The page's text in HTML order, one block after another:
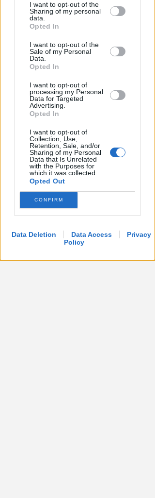
by third parties on the IAB’s list of
downstream participants.
by us to third parties on the IAB’s List of
Downstream Participants that may
further disclose it to other third parties.
I want to opt-out of the
Sharing of my personal
data.
Opted In
I want to opt-out of the
Sale of my Personal
Data.
Opted In
I want to opt-out of
processing my Personal
Data for Targeted
Advertising.
Opted In
I want to opt-out of
Collection, Use,
Retention, Sale, and/or
Sharing of my Personal
Data that Is Unrelated
with the Purposes for
which it was collected.
Opted Out
CONFIRM
Data Deletion Data Access
Privacy
Policy
A Coriano l'incontro
internazionale "contro le
droghe". Spinelli: orgogliosa
Redazione
LA DECISIONE DEL GIP
Abusi ripetuti sulla figlia 13enne
della convivente. 44enne andrà
a processo